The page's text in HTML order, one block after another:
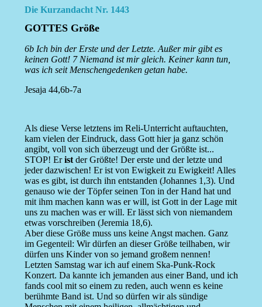
Die Kurzandacht Nr. 1443
GOTTES Größe
6b Ich bin der Erste und der Letzte. Außer mir gibt es
keinen Gott! 7 Niemand ist mir gleich. Keiner kann tun,
was ich seit Menschengedenken getan habe.
Jesaja 44,6b-7a
Als diese Verse letztens im Reli-Unterricht auftauchten,
kam vielen der Eindruck, dass Gott hier ja ganz schön
angibt, voll von sich überzeugt und der Größte ist...
STOP! Eristder Größte! Der erste und der letzte und
jeder dazwischen! Er ist von Ewigkeit zu Ewigkeit! Alles
was es gibt, ist durch ihn entstanden (Johannes 1,3). Und
genauso wie der Töpfer seinen Ton in der Hand hat und
mit ihm machen kann was er will, ist Gott in der Lage mit
uns zu machen was er will. Er lässt sich von niemandem
etwas vorschreiben (Jeremia 18,6).
Aber diese Größe muss uns keine Angst machen. Ganz
im Gegenteil: Wir dürfen an dieser Größe teilhaben, wir
dürfen uns Kinder von so jemand großem nennen!
Letzten Samstag war ich auf einem Ska-Punk-Rock
Konzert. Da kannte ich jemanden aus einer Band, und ich
fands cool mit so einem zu reden, auch wenn es keine
berühmte Band ist. Und so dürfen wir als sündige